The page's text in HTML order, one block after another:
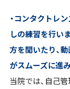
・コンタクトレ
しの練習を行い
方を聞いたり、
がスムーズに進み
当院では、自己